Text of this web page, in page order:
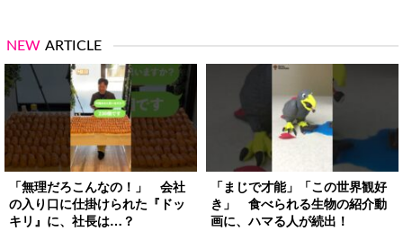
NEW ARTICLE
「無理だろこんなの！」 会社
の入り口に仕掛けられた『ドッ
キリ』に、社長は…？
「まじで才能」「この世界観好
き」 食べられる生物の紹介動
画に、ハマる人が続出！